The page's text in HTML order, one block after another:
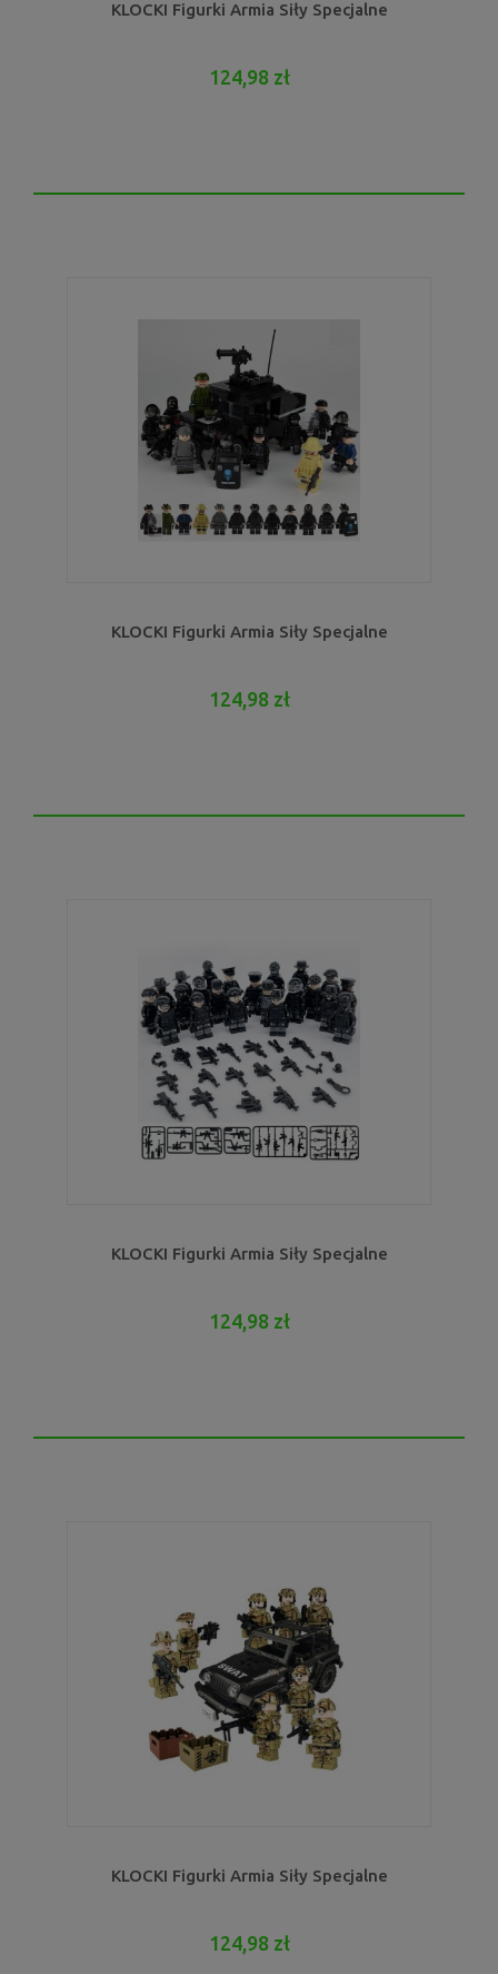
KLOCKI Figurki Armia Siły Specjalne
124,98 zł
KLOCKI Figurki Armia Siły Specjalne
124,98 zł
KLOCKI Figurki Armia Siły Specjalne
124,98 zł
KLOCKI Figurki Armia Siły Specjalne
124,98 zł